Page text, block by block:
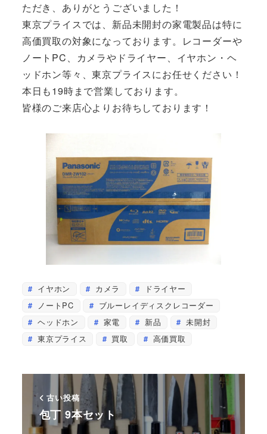
ただき、ありがとうございました！
東京プライスでは、新品未開封の家電製品は特に
高価買取の対象になっております。レコーダーや
ノートPC、カメラやドライヤー、イヤホン・ヘ
ッドホン等々、東京プライスにお任せください！
本日も19時まで営業しております。
皆様のご来店心よりお待ちしております！
イヤホン カメラ
ドライヤー
ノートPC
ブルーレイディスクレコーダー
ヘッドホン
家電 新品
未開封
東京プライス
買取 高価買取
古い投稿
包丁 9本セット